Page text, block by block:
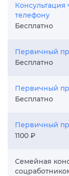
телефону
Бесплатно
Первичный
Бесплатно
Первичный
Бесплатно
Первичный
1100 ₽
Семейная